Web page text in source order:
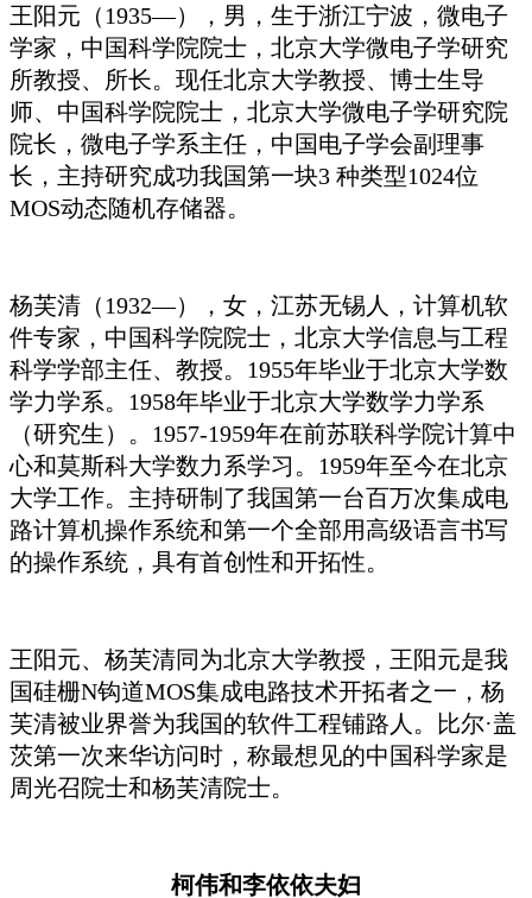
王阳元（1935—），男，生于浙江宁波，微电子
学家，中国科学院院士，北京大学微电子学研究
所教授、所长。现任北京大学教授、博士生导
师、中国科学院院士，北京大学微电子学研究院
院长，微电子学系主任，中国电子学会副理事
长，主持研究成功我国第一块3 种类型1024位
MOS动态随机存储器。
杨芙清（1932—），女，江苏无锡人，计算机软
件专家，中国科学院院士，北京大学信息与工程
科学学部主任、教授。1955年毕业于北京大学数
学力学系。1958年毕业于北京大学数学力学系
（研究生）。1957-1959年在前苏联科学院计算中
心和莫斯科大学数力系学习。1959年至今在北京
大学工作。主持研制了我国第一台百万次集成电
路计算机操作系统和第一个全部用高级语言书写
的操作系统，具有首创性和开拓性。
王阳元、杨芙清同为北京大学教授，王阳元是我
国硅栅N钩道MOS集成电路技术开拓者之一，杨
芙清被业界誉为我国的软件工程铺路人。比尔·盖
茨第一次来华访问时，称最想见的中国科学家是
周光召院士和杨芙清院士。
柯伟和李依依夫妇